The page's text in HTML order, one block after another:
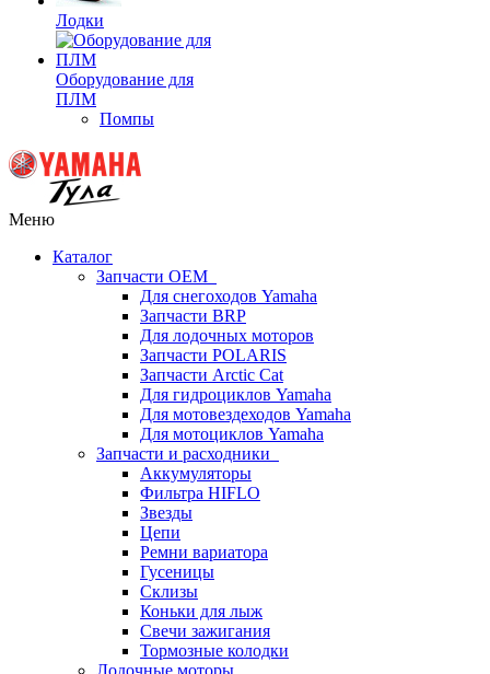
Лодки
Оборудование для
ПЛМ
Помпы
Меню
Каталог
Запчасти OEM
Для снегоходов Yamaha
Запчасти BRP
Для лодочных моторов
Запчасти POLARIS
Запчасти Arctic Cat
Для гидроциклов Yamaha
Для мотовездеходов Yamaha
Для мотоциклов Yamaha
Запчасти и расходники
Аккумуляторы
Фильтра HIFLO
Звезды
Цепи
Ремни вариатора
Гусеницы
Склизы
Коньки для лыж
Свечи зажигания
Тормозные колодки
Лодочные моторы